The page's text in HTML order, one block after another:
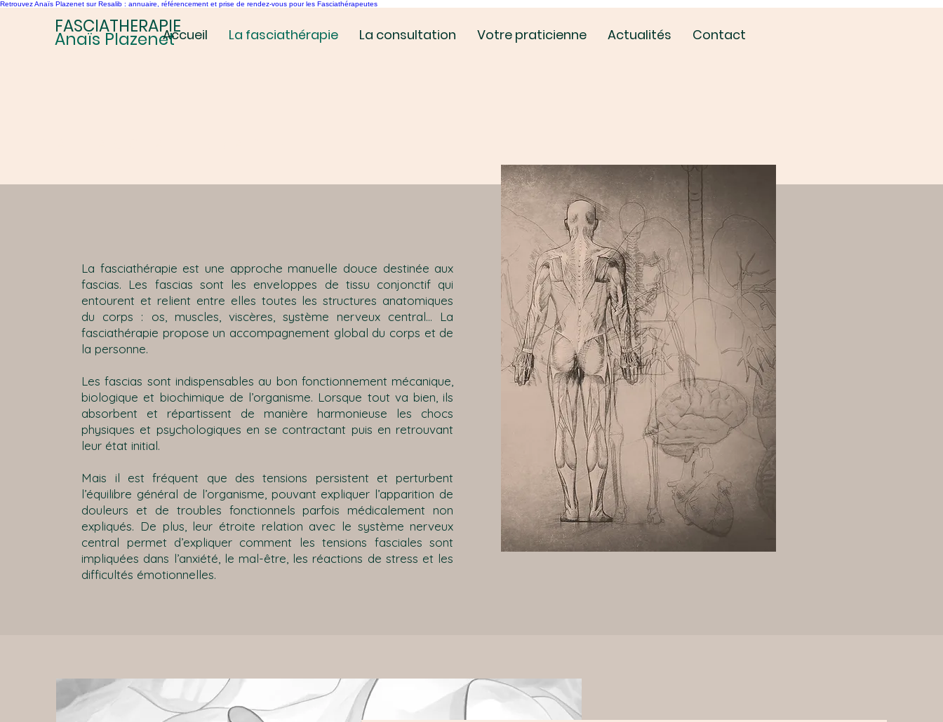
Retrouvez Anaïs Plazenet sur Resalib : annuaire, référencement et prise de rendez-vous pour les Fasciathérapeutes
FASCIATHERAPIE
Anaïs PlazenetAccueil La fasciathérapie La consultation Votre praticienne Actualités Contact
La fasciathérapie est une approche manuelle douce destinée aux
fascias. Les fascias sont les enveloppes de tissu conjonctif qui
entourent et relient entre elles toutes les structures anatomiques
du corps : os, muscles, viscères, système nerveux central… La
fasciathérapie propose un accompagnement global du corps et de
la personne.
Les fascias sont indispensables au bon fonctionnement mécanique,
biologique et biochimique de l’organisme. Lorsque tout va bien, ils
absorbent et répartissent de manière harmonieuse les chocs
physiques et psychologiques en se contractant puis en retrouvant
leur état initial.
Mais il est fréquent que des tensions persistent et perturbent
l’équilibre général de l’organisme, pouvant expliquer l’apparition de
douleurs et de troubles fonctionnels parfois médicalement non
expliqués. De plus, leur étroite relation avec le système nerveux
central permet d’expliquer comment les tensions fasciales sont
impliquées dans l’anxiété, le mal-être, les réactions de stress et les
difficultés émotionnelles.